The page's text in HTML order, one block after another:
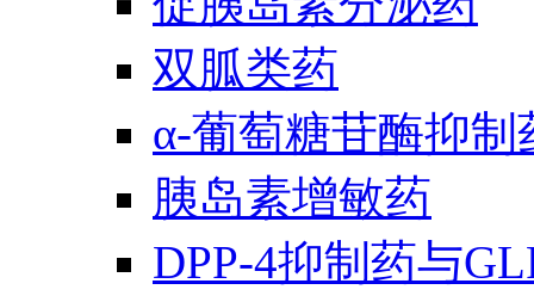
双胍类药
α-葡萄糖苷酶抑制
胰岛素增敏药
DPP-4抑制药与